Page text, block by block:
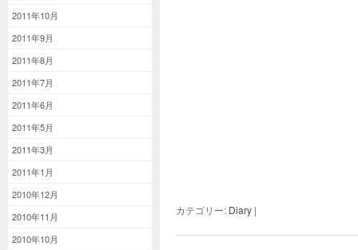
2011年10月
2011年9月
2011年8月
2011年7月
2011年6月
2011年5月
2011年3月
2011年1月
2010年12月
2010年11月
2010年10月
カテゴリー: Diary |